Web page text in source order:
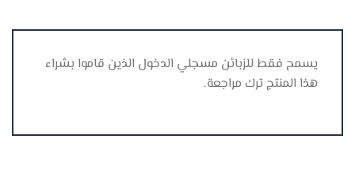
يسمح فقط للزبائن مسجلي الدخول الذين قاموا بشراء
هذا المنتج ترك مراجعة.